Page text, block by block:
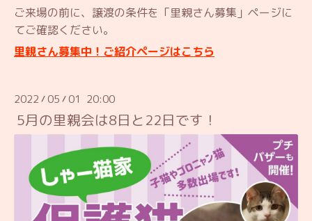
ご来場の前に、譲渡の条件を「里親さん募集」ページに
てご確認ください。
里親さん募集中！ご紹介ページはこちら
2022 / 05 / 01 20:00
5月の里親会は8日と22日です！